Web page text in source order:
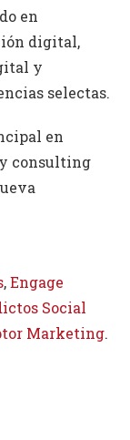
en
digital,
y
selectas.
en
consulting
,Engage
Social
Marketing.